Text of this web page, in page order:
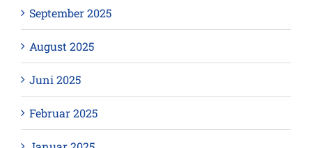
September 2025
August 2025
Juni 2025
Februar 2025